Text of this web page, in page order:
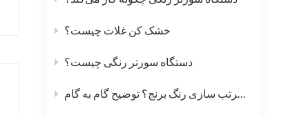
خشک کن غلات چیست؟
دستگاه سورتر رنگی چیست؟
نحوه کار دستگاه مرتب سازی رنگ برنج؟ توضیح گام به گام